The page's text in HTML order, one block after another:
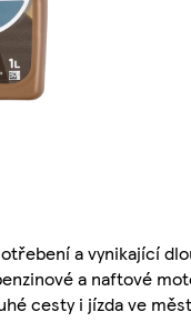
a vynikající
a naftové
cesty i jízda ve